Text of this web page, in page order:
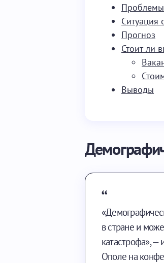
Проблемы
Ситуация
Прогноз
Стоит ли
Выводы
в стране и
катастрофа», —
Ополе на